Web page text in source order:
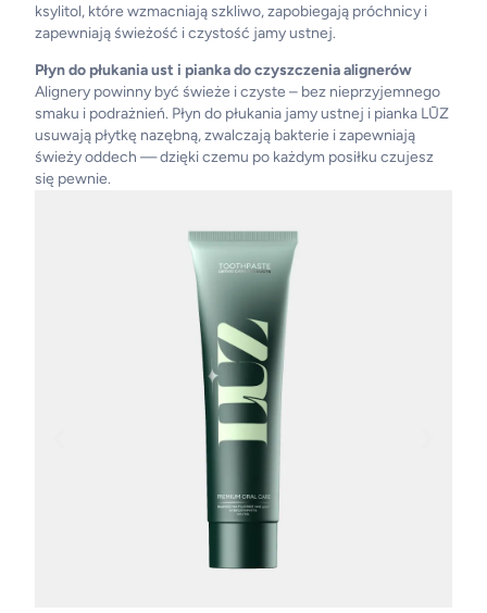
ksylitol, które wzmacniają szkliwo, zapobiegają próchnicy i
zapewniają świeżość i czystość jamy ustnej.
Płyn do płukania ust i pianka do czyszczenia alignerów
Alignery powinny być świeże i czyste – bez nieprzyjemnego
smaku i podrażnień. Płyn do płukania jamy ustnej i pianka LŪZ
usuwają płytkę nazębną, zwalczają bakterie i zapewniają
świeży oddech — dzięki czemu po każdym posiłku czujesz
się pewnie.